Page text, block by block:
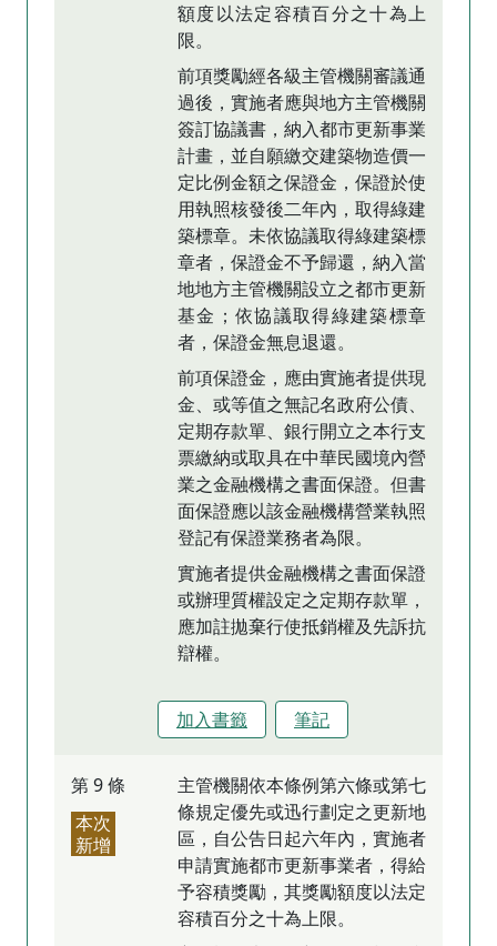
額度以法定容積百分之十為上
限。
前項獎勵經各級主管機關審議通
過後，實施者應與地方主管機關
簽訂協議書，納入都市更新事業
計畫，並自願繳交建築物造價一
定比例金額之保證金，保證於使
用執照核發後二年內，取得綠建
築標章。未依協議取得綠建築標
章者，保證金不予歸還，納入當
地地方主管機關設立之都市更新
基金；依協議取得綠建築標章
者，保證金無息退還。
前項保證金，應由實施者提供現
金、或等值之無記名政府公債、
定期存款單、銀行開立之本行支
票繳納或取具在中華民國境內營
業之金融機構之書面保證。但書
面保證應以該金融機構營業執照
登記有保證業務者為限。
實施者提供金融機構之書面保證
或辦理質權設定之定期存款單，
應加註拋棄行使抵銷權及先訴抗
辯權。
加入書籤 筆記
第 9 條
本次
新增
主管機關依本條例第六條或第七
條規定優先或迅行劃定之更新地
區，自公告日起六年內，實施者
申請實施都市更新事業者，得給
予容積獎勵，其獎勵額度以法定
容積百分之十為上限。